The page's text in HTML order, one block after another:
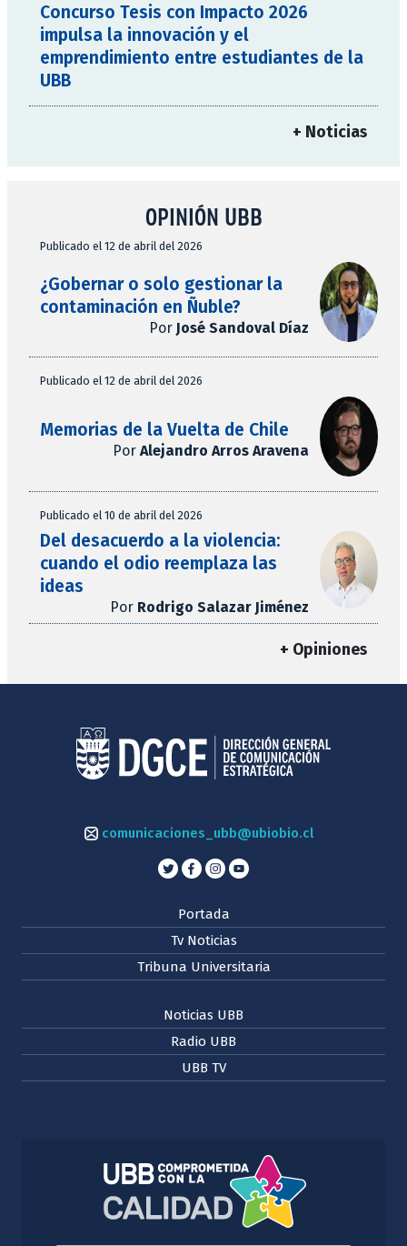
Concurso Tesis con Impacto 2026
impulsa la innovación y el
emprendimiento entre estudiantes de la
UBB
+ Noticias
OPINIÓN UBB
Publicado el 12 de abril del 2026
¿Gobernar o solo gestionar la
contaminación en Ñuble?
Por José Sandoval Díaz
Publicado el 12 de abril del 2026
Memorias de la Vuelta de Chile
Por Alejandro Arros Aravena
Publicado el 10 de abril del 2026
Del desacuerdo a la violencia:
cuando el odio reemplaza las
ideas
Por Rodrigo Salazar Jiménez
+ Opiniones
comunicaciones_ubb@ubiobio.cl
Portada
Tv Noticias
Tribuna Universitaria
Noticias UBB
Radio UBB
UBB TV